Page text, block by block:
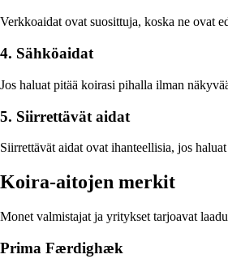
Verkkoaidat ovat suosittuja, koska ne ovat
4. Sähköaidat
Jos haluat pitää koirasi pihalla ilman
5. Siirrettävät aidat
Siirrettävät aidat ovat ihanteellisia, jos
Koira-aitojen merkit
Monet valmistajat ja yritykset tarjoavat
Prima Færdighæk